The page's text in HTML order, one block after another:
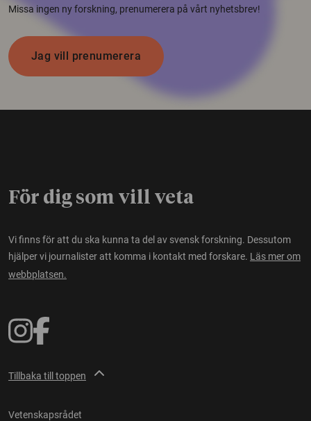
Missa ingen ny forskning, prenumerera på vårt nyhetsbrev!
Jag vill prenumerera
För dig som vill veta
Vi finns för att du ska kunna ta del av svensk forskning. Dessutom
hjälper vi journalister att komma i kontakt med forskare. Läs mer om
webbplatsen.
Tillbaka till toppen
Vetenskapsrådet